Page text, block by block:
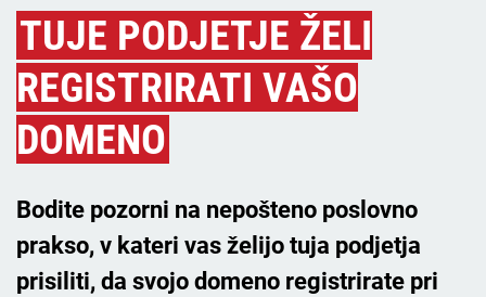
TUJE PODJETJE ŽELI
REGISTRIRATI VAŠO
DOMENO
Bodite pozorni na nepošteno poslovno
prakso, v kateri vas želijo tuja podjetja
prisiliti, da svojo domeno registrirate pri